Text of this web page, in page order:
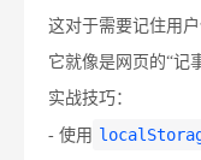
这对于需要记住用
它就像是网页的“记
实战技巧：
- 使用